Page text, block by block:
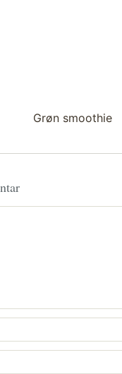
Grøn smoothie